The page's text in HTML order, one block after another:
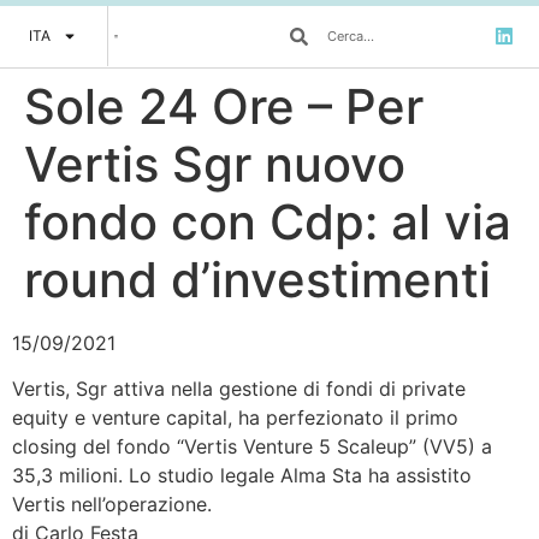
ITA
Sole 24 Ore – Per
Vertis Sgr nuovo
fondo con Cdp: al via
round d’investimenti
15/09/2021
Vertis, Sgr attiva nella gestione di fondi di private
equity e venture capital, ha perfezionato il primo
closing del fondo “Vertis Venture 5 Scaleup” (VV5) a
35,3 milioni. Lo studio legale Alma Sta ha assistito
Vertis nell’operazione.
di Carlo Festa